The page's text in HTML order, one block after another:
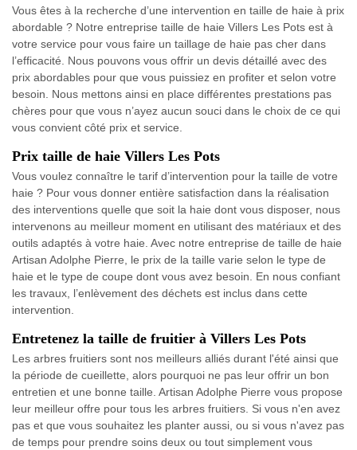
Vous êtes à la recherche d’une intervention en taille de haie à prix
abordable ? Notre entreprise taille de haie Villers Les Pots est à
votre service pour vous faire un taillage de haie pas cher dans
l’efficacité. Nous pouvons vous offrir un devis détaillé avec des
prix abordables pour que vous puissiez en profiter et selon votre
besoin. Nous mettons ainsi en place différentes prestations pas
chères pour que vous n’ayez aucun souci dans le choix de ce qui
vous convient côté prix et service.
Prix taille de haie Villers Les Pots
Vous voulez connaître le tarif d’intervention pour la taille de votre
haie ? Pour vous donner entière satisfaction dans la réalisation
des interventions quelle que soit la haie dont vous disposer, nous
intervenons au meilleur moment en utilisant des matériaux et des
outils adaptés à votre haie. Avec notre entreprise de taille de haie
Artisan Adolphe Pierre, le prix de la taille varie selon le type de
haie et le type de coupe dont vous avez besoin. En nous confiant
les travaux, l’enlèvement des déchets est inclus dans cette
intervention.
Entretenez la taille de fruitier à Villers Les Pots
Les arbres fruitiers sont nos meilleurs alliés durant l'été ainsi que
la période de cueillette, alors pourquoi ne pas leur offrir un bon
entretien et une bonne taille. Artisan Adolphe Pierre vous propose
leur meilleur offre pour tous les arbres fruitiers. Si vous n'en avez
pas et que vous souhaitez les planter aussi, ou si vous n'avez pas
de temps pour prendre soins deux ou tout simplement vous